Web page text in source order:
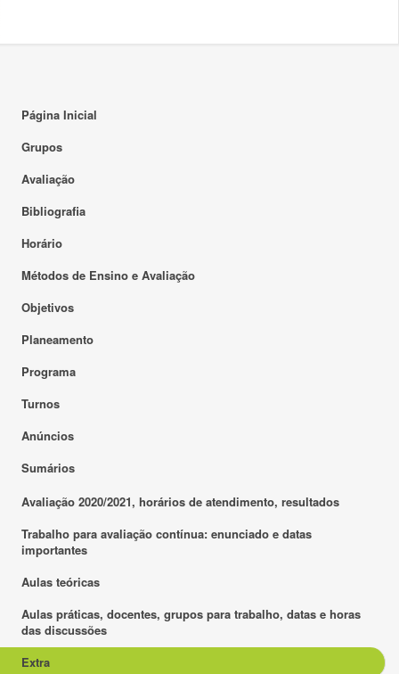
Página Inicial
Grupos
Avaliação
Bibliografia
Horário
Métodos de Ensino e Avaliação
Objetivos
Planeamento
Programa
Turnos
Anúncios
Sumários
Avaliação 2020/2021, horários de atendimento, resultados
Trabalho para avaliação contínua: enunciado e datas
importantes
Aulas teóricas
Aulas práticas, docentes, grupos para trabalho, datas e horas
das discussões
Extra